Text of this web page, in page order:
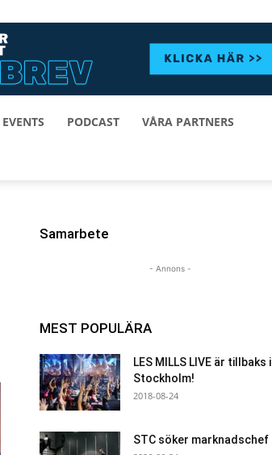
EVENTS PODCAST VÅRA PARTNERS
Samarbete
- Annons -
MEST POPULÄRA
LES MILLS LIVE är tillbaks i
Stockholm!
2018-08-24
STC söker marknadschef